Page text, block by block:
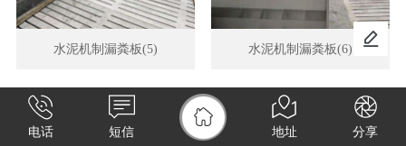
水泥机制漏粪板(5) 水泥机制漏粪板(6)
电话 短信 地址 分享